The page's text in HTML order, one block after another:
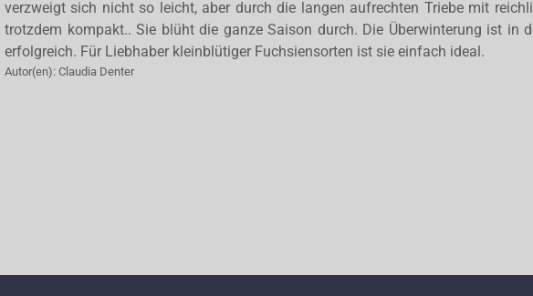
verzweigt sich nicht so leicht, aber durch die langen aufrechten Triebe mit
trotzdem kompakt.. Sie blüht die ganze Saison durch. Die Überwinterung ist in
erfolgreich. Für Liebhaber kleinblütiger Fuchsiensorten ist sie einfach ideal.
Autor(en): Claudia Denter